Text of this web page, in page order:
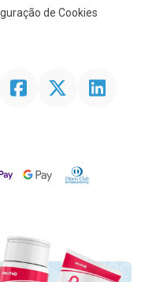
de Cookies
FacebookTwitter Linkedin
Google PayDiners Club